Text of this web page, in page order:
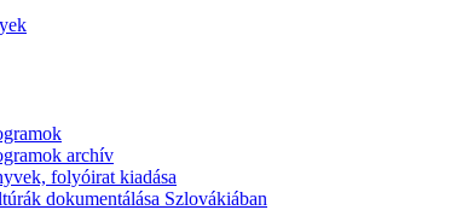
archív
folyóirat kiadása
dokumentálása Szlovákiában